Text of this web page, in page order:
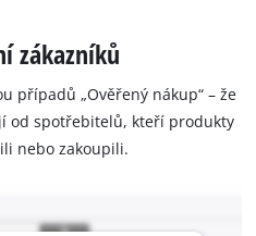
zákazníků
případů „Ověřený nákup“ – že
od spotřebitelů, kteří produkty
nebo zakoupili.